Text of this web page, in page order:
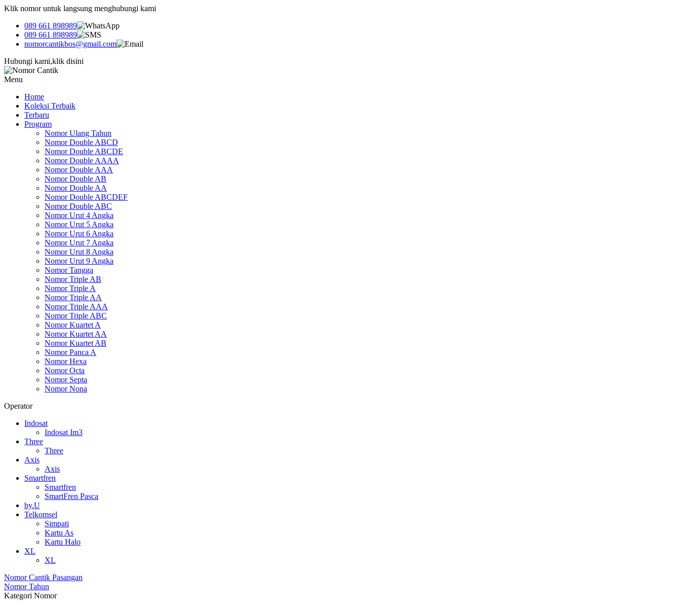
Klik nomor untuk langsung menghubungi kami
089 661 898989
089 661 898989
nomorcantikbos@gmail.com
Hubungi kami,klik disini
Menu
Home
Koleksi Terbaik
Terbaru
Program
Nomor Ulang Tahun
Nomor Double ABCD
Nomor Double ABCDE
Nomor Double AAAA
Nomor Double AAA
Nomor Double AB
Nomor Double AA
Nomor Double ABCDEF
Nomor Double ABC
Nomor Urut 4 Angka
Nomor Urut 5 Angka
Nomor Urut 6 Angka
Nomor Urut 7 Angka
Nomor Urut 8 Angka
Nomor Urut 9 Angka
Nomor Tangga
Nomor Triple AB
Nomor Triple A
Nomor Triple AA
Nomor Triple AAA
Nomor Triple ABC
Nomor Kuartet A
Nomor Kuartet AA
Nomor Kuartet AB
Nomor Panca A
Nomor Hexa
Nomor Octa
Nomor Septa
Nomor Nona
Operator
Indosat
Indosat Im3
Three
Three
Axis
Axis
Smartfren
Smartfren
SmartFren Pasca
by.U
Telkomsel
Simpati
Kartu As
Kartu Halo
XL
XL
Nomor Cantik Pasangan
Nomor Tahun
Kategori Nomor